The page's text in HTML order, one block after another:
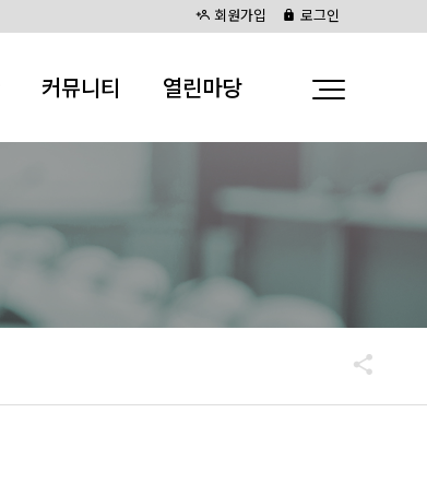
회원가입 로그인
커뮤니티 열린마당